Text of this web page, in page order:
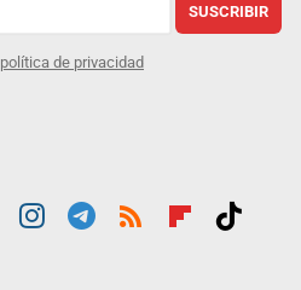
SUSCRIBIR
política de privacidad